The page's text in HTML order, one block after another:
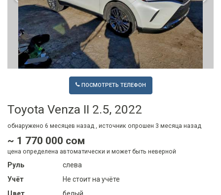
ПОСМОТРЕТЬ ТЕЛЕФОН
Toyota Venza II 2.5, 2022
обнаружено 6 месяцев назад , источник опрошен 3 месяца назад
~ 1 770 000 сом
цена определена автоматически и может быть неверной
Руль
слева
Учёт
Не стоит на учёте